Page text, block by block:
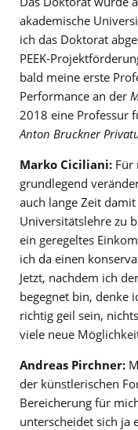
akademische
ich das Doktorat
PEEK-
bald meine erste
Performance an der
2018 eine Professur
Anton Bruckner
Marko Ciciliani: Für
grundlegend
auch lange Zeit
Universitätslehre zu
ein geregeltes
ich da einen
Jetzt, nachdem ich
begegnet bin, denke
richtig geil sein,
viele neue
Andreas Pirchner:
der künstlerischen
Bereicherung für
unterscheidet sich ja